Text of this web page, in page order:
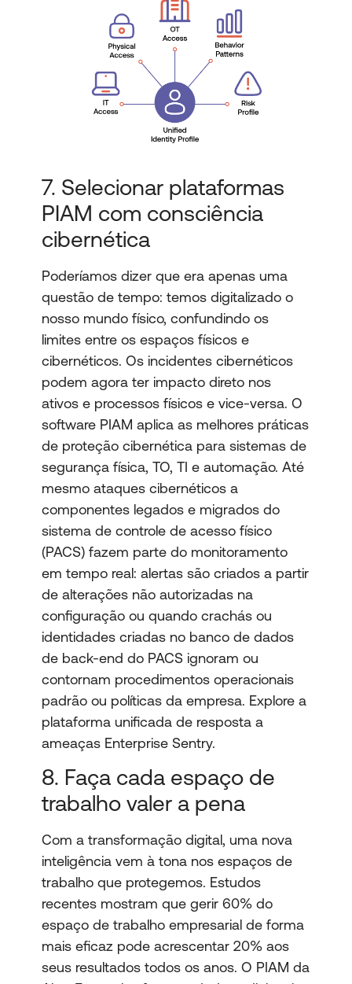
7. Selecionar plataformas
PIAM com consciência
cibernética
Poderíamos dizer que era apenas uma
questão de tempo: temos digitalizado o
nosso mundo físico, confundindo os
limites entre os espaços físicos e
cibernéticos. Os incidentes cibernéticos
podem agora ter impacto direto nos
ativos e processos físicos e vice-versa. O
software PIAM aplica as melhores práticas
de proteção cibernética para sistemas de
segurança física, TO, TI e automação. Até
mesmo ataques cibernéticos a
componentes legados e migrados do
sistema de controle de acesso físico
(PACS) fazem parte do monitoramento
em tempo real: alertas são criados a partir
de alterações não autorizadas na
configuração ou quando crachás ou
identidades criadas no banco de dados
de back-end do PACS ignoram ou
contornam procedimentos operacionais
padrão ou políticas da empresa. Explore a
plataforma unificada de resposta a
ameaças Enterprise Sentry.
8. Faça cada espaço de
trabalho valer a pena
Com a transformação digital, uma nova
inteligência vem à tona nos espaços de
trabalho que protegemos. Estudos
recentes mostram que gerir 60% do
espaço de trabalho empresarial de forma
mais eficaz pode acrescentar 20% aos
seus resultados todos os anos. O PIAM da